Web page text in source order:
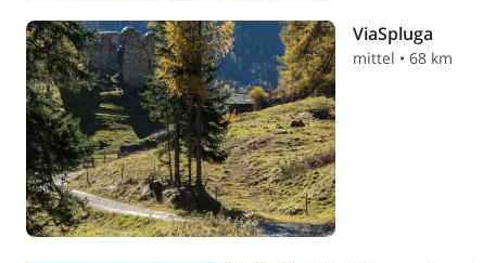
ViaSpluga
mittel • 68 km